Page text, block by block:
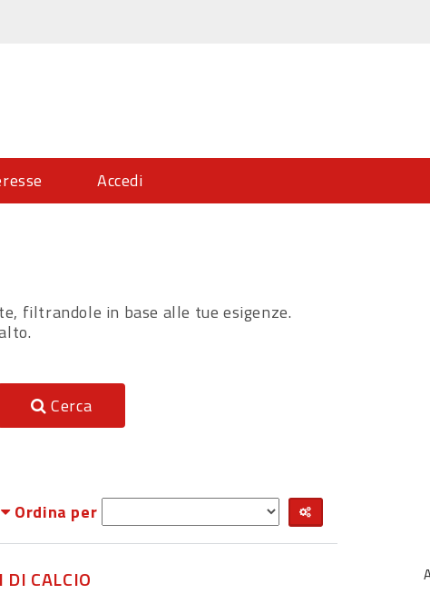
Accedi
filtrandole in base alle tue esigenze.
Cerca
Ordina per
CALCIO